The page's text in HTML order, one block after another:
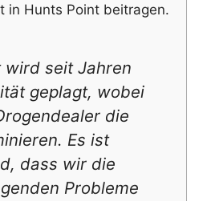
in Hunts Point beitragen.
wird seit Jahren
geplagt, wobei
die
Es ist
dass wir die
Probleme